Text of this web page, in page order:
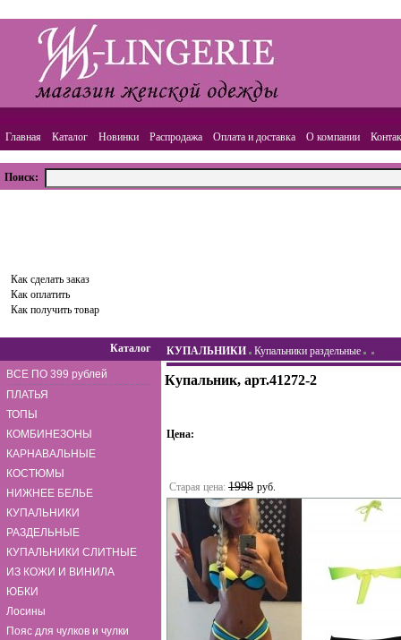
Главная Каталог Новинки Распродажа Оплата и доставка О компании
Поиск:
Как сделать заказ
Как оплатить
Как получить товар
Каталог
ВСЕ ПО 399 рублей
ПЛАТЬЯ
ТОПЫ
КОМБИНЕЗОНЫ
КАРНАВАЛЬНЫЕ
КОСТЮМЫ
НИЖНЕЕ БЕЛЬЕ
КУПАЛЬНИКИ
РАЗДЕЛЬНЫЕ
КУПАЛЬНИКИ СЛИТНЫЕ
ИЗ КОЖИ И ВИНИЛА
ЮБКИ
Лосины
Пояс для чулков и чулки
КУПАЛЬНИКИ Купальники раздельные
Купальник, арт.41272-2
Цена:
Старая цена: 1998 руб.